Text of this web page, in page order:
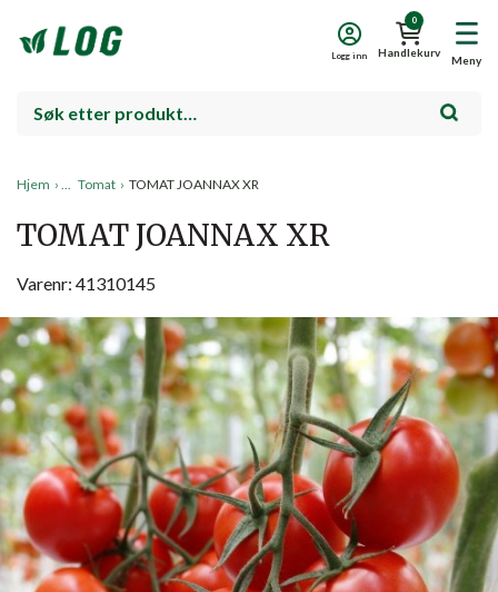
Meny
0
Handlekurv
Logg inn
Hjem › Tomat › TOMAT JOANNAX XR
TOMAT JOANNAX XR
Varenr: 41310145